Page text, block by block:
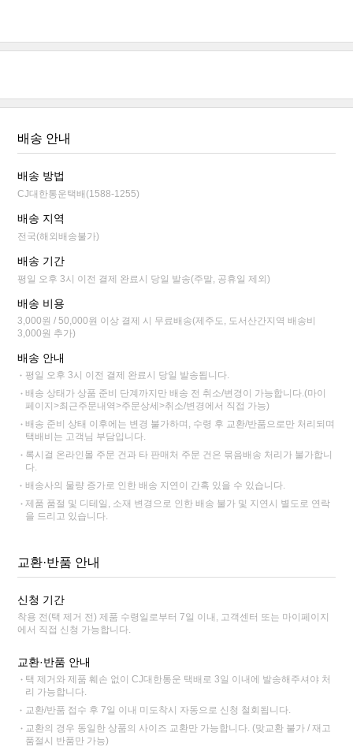
배송 안내
배송 방법
CJ대한통운택배(1588-1255)
배송 지역
전국(해외배송불가)
배송 기간
평일 오후 3시 이전 결제 완료시 당일 발송(주말, 공휴일 제외)
배송 비용
3,000원 / 50,000원 이상 결제 시 무료배송(제주도, 도서산간지역 배송비
3,000원 추가)
배송 안내
평일 오후 3시 이전 결제 완료시 당일 발송됩니다.
배송 상태가 상품 준비 단계까지만 배송 전 취소/변경이 가능합니다.(마이
페이지>최근주문내역>주문상세>취소/변경에서 직접 가능)
배송 준비 상태 이후에는 변경 불가하며, 수령 후 교환/반품으로만 처리되며
택배비는 고객님 부담입니다.
록시걸 온라인몰 주문 건과 타 판매처 주문 건은 묶음배송 처리가 불가합니
다.
배송사의 물량 증가로 인한 배송 지연이 간혹 있을 수 있습니다.
제품 품절 및 디테일, 소재 변경으로 인한 배송 불가 및 지연시 별도로 연락
을 드리고 있습니다.
교환·반품 안내
신청 기간
착용 전(택 제거 전) 제품 수령일로부터 7일 이내, 고객센터 또는 마이페이지
에서 직접 신청 가능합니다.
교환·반품 안내
택 제거와 제품 훼손 없이 CJ대한통운 택배로 3일 이내에 발송해주셔야 처
리 가능합니다.
교환/반품 접수 후 7일 이내 미도착시 자동으로 신청 철회됩니다.
교환의 경우 동일한 상품의 사이즈 교환만 가능합니다. (맞교환 불가 / 재고
품절시 반품만 가능)